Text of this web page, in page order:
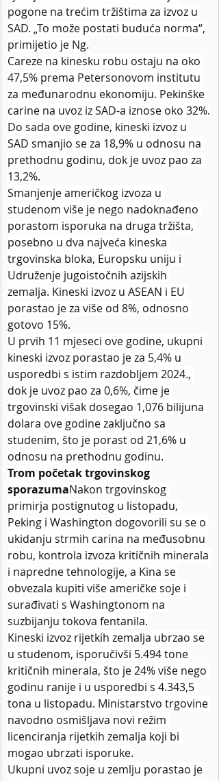
pogone na trećim tržištima za izvoz u
SAD. „To može postati buduća norma“,
primijetio je Ng.
Careze na kinesku robu ostaju na oko
47,5% prema Petersonovom institutu
za međunarodnu ekonomiju. Pekinške
carine na uvoz iz SAD-a iznose oko 32%.
Do sada ove godine, kineski izvoz u
SAD smanjio se za 18,9% u odnosu na
prethodnu godinu, dok je uvoz pao za
13,2%.
Smanjenje američkog izvoza u
studenom više je nego nadoknađeno
porastom isporuka na druga tržišta,
posebno u dva najveća kineska
trgovinska bloka, Europsku uniju i
Udruženje jugoistočnih azijskih
zemalja. Kineski izvoz u ASEAN i EU
porastao je za više od 8%, odnosno
gotovo 15%.
U prvih 11 mjeseci ove godine, ukupni
kineski izvoz porastao je za 5,4% u
usporedbi s istim razdobljem 2024.,
dok je uvoz pao za 0,6%, čime je
trgovinski višak dosegao 1,076 bilijuna
dolara ove godine zaključno sa
studenim, što je porast od 21,6% u
odnosu na prethodnu godinu.
Trom početak trgovinskog
sporazumaNakon trgovinskog
primirja postignutog u listopadu,
Peking i Washington dogovorili su se o
ukidanju strmih carina na međusobnu
robu, kontrola izvoza kritičnih minerala
i napredne tehnologije, a Kina se
obvezala kupiti više američke soje i
surađivati s Washingtonom na
suzbijanju tokova fentanila.
Kineski izvoz rijetkih zemalja ubrzao se
u studenom, isporučivši 5.494 tone
kritičnih minerala, što je 24% više nego
godinu ranije i u usporedbi s 4.343,5
tona u listopadu. Ministarstvo trgovine
navodno osmišljava novi režim
licenciranja rijetkih zemalja koji bi
mogao ubrzati isporuke.
Ukupni uvoz soje u zemlju porastao je